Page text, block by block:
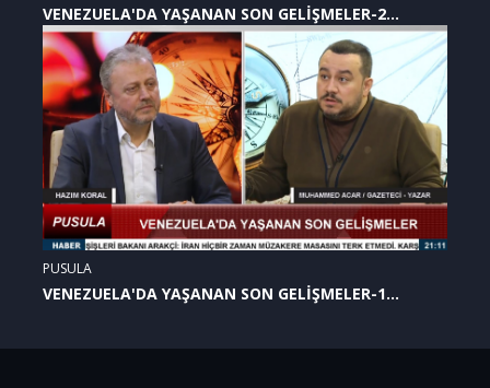
VENEZUELA'DA YAŞANAN SON GELİŞMELER-2
(07.01.2026)
PUSULA
VENEZUELA'DA YAŞANAN SON GELİŞMELER-1